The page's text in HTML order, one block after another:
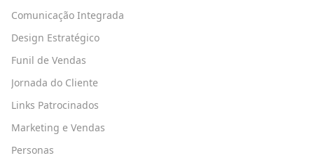
Comunicação Integrada
Design Estratégico
Funil de Vendas
Jornada do Cliente
Links Patrocinados
Marketing e Vendas
Personas